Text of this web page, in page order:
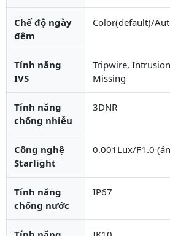
Chế độ ngày
đêm
Color(default)/
Tính năng
IVS
Tripwire,
Missing
Tính năng
chống nhiễu
3DNR
Công nghệ
Starlight
0.001Lux/F1.0
Tính năng
chống nước
IP67